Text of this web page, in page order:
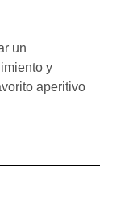
un
y
aperitivo